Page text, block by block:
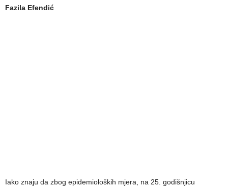
Fazila Efendić
Iako znaju da zbog epidemioloških mjera, na 25. godišnjicu